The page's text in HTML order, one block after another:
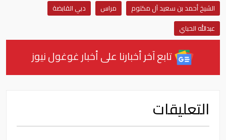
الشيخ أحمد بن سعيد آل مكتوم
مراس
دبي القابضة
عبدالله الحباي
تابع آخر أخبارنا على أخبار غوغول نيوز
التعليقات